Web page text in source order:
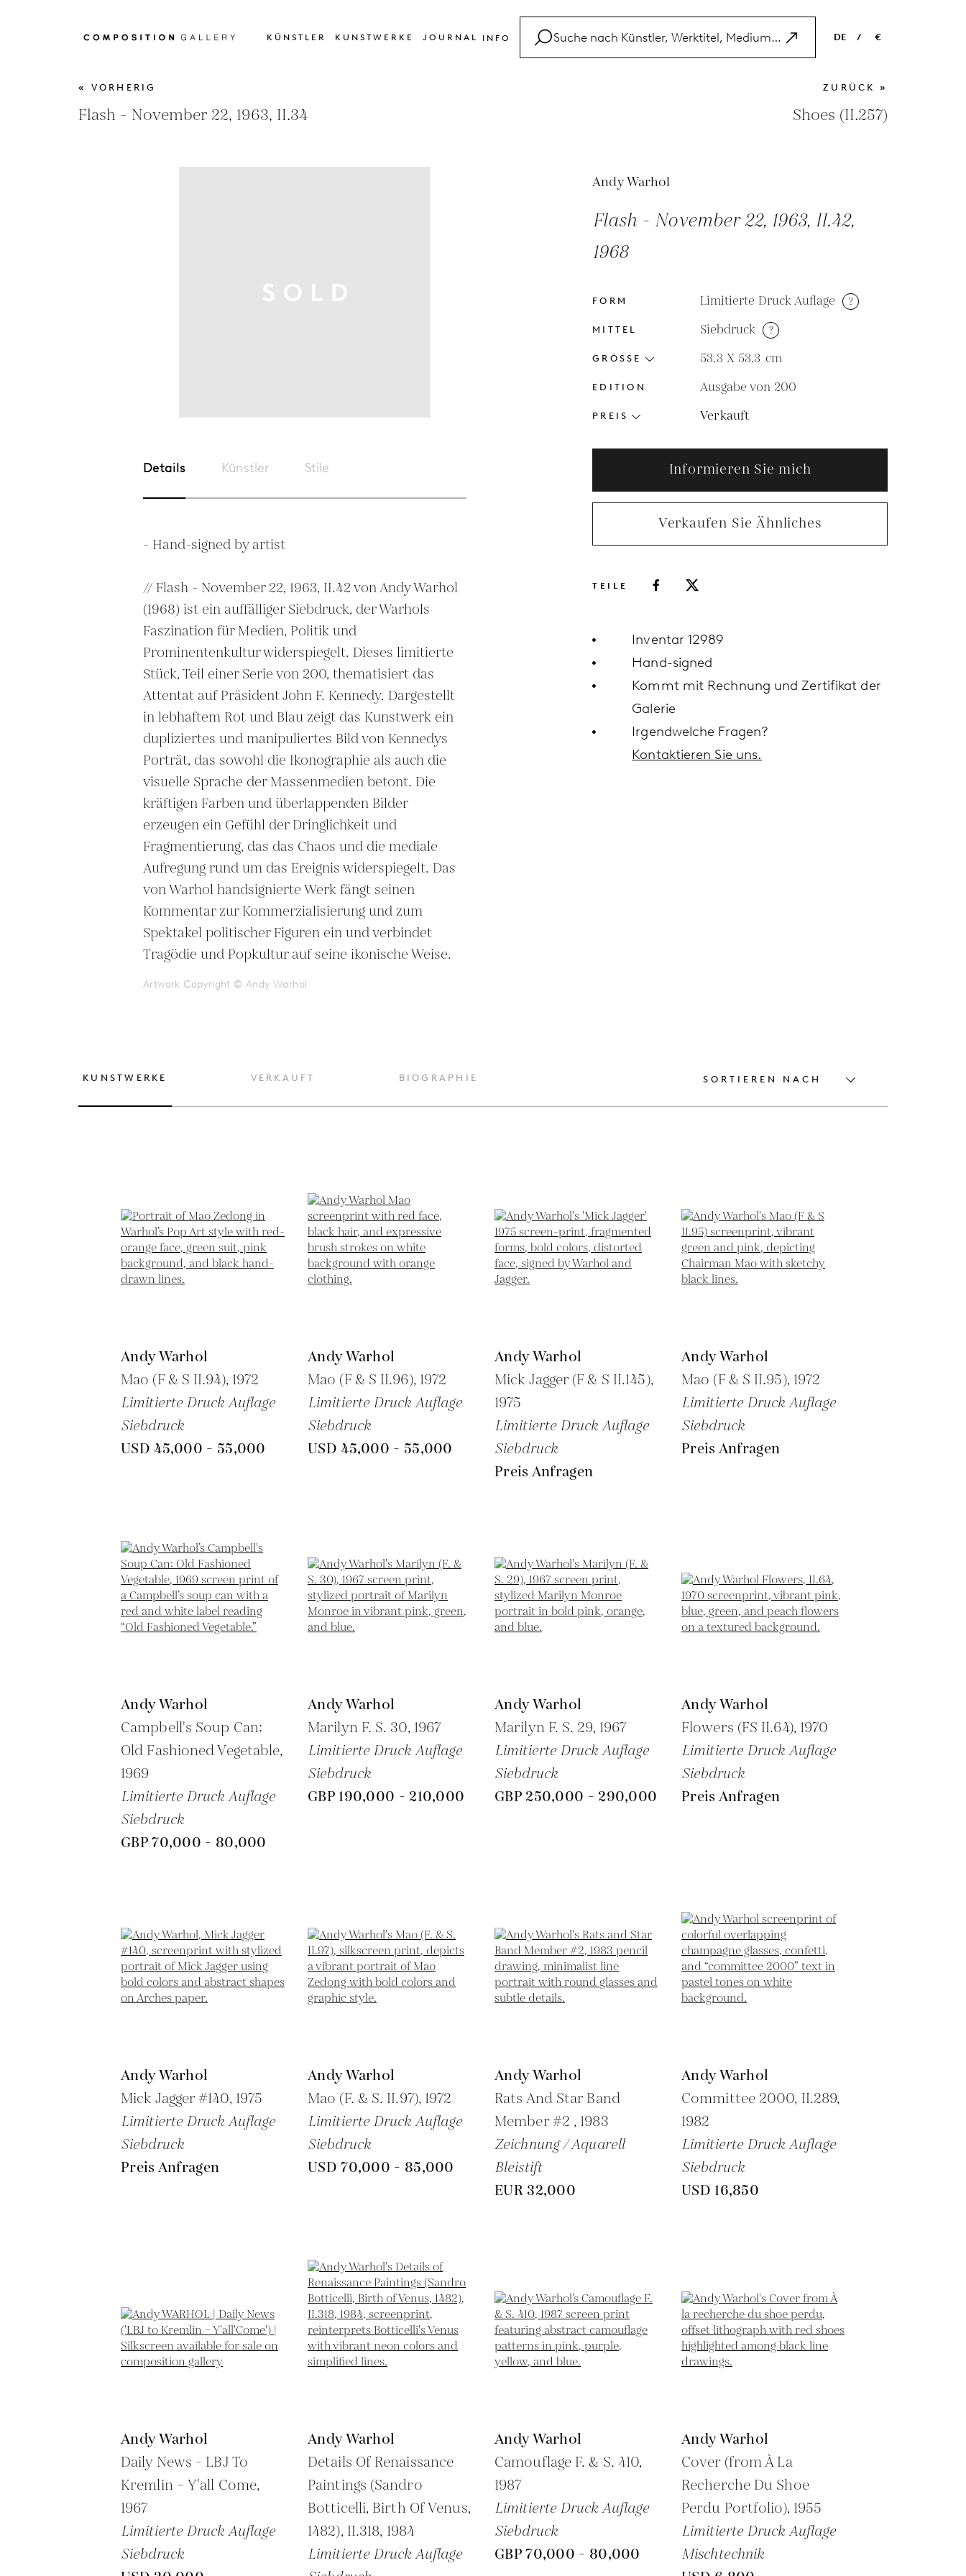
KÜNSTLER KUNSTWERKE JOURNAL INFO DE
NL
ES
/ €
EUR
GBP
« VORHERIG
Flash - November 22, 1963, II.34
ZURÜCK »
Shoes (II.257)
Details Künstler Stile
- Hand-signed by artist
// Flash - November 22, 1963, II.42 von Andy Warhol
(1968) ist ein auffälliger Siebdruck, der Warhols
Faszination für Medien, Politik und
Prominentenkultur widerspiegelt. Dieses limitierte
Stück, Teil einer Serie von 200, thematisiert das
Attentat auf Präsident John F. Kennedy. Dargestellt
in lebhaftem Rot und Blau zeigt das Kunstwerk ein
dupliziertes und manipuliertes Bild von Kennedys
Porträt, das sowohl die Ikonographie als auch die
visuelle Sprache der Massenmedien betont. Die
kräftigen Farben und überlappenden Bilder
erzeugen ein Gefühl der Dringlichkeit und
Fragmentierung, das das Chaos und die mediale
Aufregung rund um das Ereignis widerspiegelt. Das
von Warhol handsignierte Werk fängt seinen
Kommentar zur Kommerzialisierung und zum
Spektakel politischer Figuren ein und verbindet
Tragödie und Popkultur auf seine ikonische Weise.
Artwork Copyright © Andy Warhol
Andy Warhol
Flash - November 22, 1963, II.42,
1968
FORM Limitierte Druck Auflage ?
MITTEL Siebdruck ?
GRÖSSE 53.3 X 53.3 cm
EDITION Ausgabe von 200
PREIS Verkauft
Informieren Sie mich
Verkaufen Sie Ähnliches
TEILE
Inventar 12989
Hand-signed
Kommt mit Rechnung und Zertifikat der
Galerie
Irgendwelche Fragen?
Kontaktieren Sie uns.
KUNSTWERKE VERKAUFT BIOGRAPHIE SORTIEREN NACH
Andy Warhol
Mao (F & S II.94), 1972
Limitierte Druck Auflage
Siebdruck
USD 45,000 - 55,000
Andy Warhol
Mao (F & S II.96), 1972
Limitierte Druck Auflage
Siebdruck
USD 45,000 - 55,000
Andy Warhol
Mick Jagger (F & S II.145),
1975
Limitierte Druck Auflage
Siebdruck
Preis Anfragen
Andy Warhol
Mao (F & S II.95), 1972
Limitierte Druck Auflage
Siebdruck
Preis Anfragen
Andy Warhol
Campbell's Soup Can:
Old Fashioned Vegetable,
1969
Limitierte Druck Auflage
Siebdruck
GBP 70,000 - 80,000
Andy Warhol
Marilyn F. S. 30, 1967
Limitierte Druck Auflage
Siebdruck
GBP 190,000 - 210,000
Andy Warhol
Marilyn F. S. 29, 1967
Limitierte Druck Auflage
Siebdruck
GBP 250,000 - 290,000
Andy Warhol
Flowers (FS II.64), 1970
Limitierte Druck Auflage
Siebdruck
Preis Anfragen
Andy Warhol
Mick Jagger #140, 1975
Limitierte Druck Auflage
Siebdruck
Preis Anfragen
Andy Warhol
Mao (F. & S. II.97), 1972
Limitierte Druck Auflage
Siebdruck
USD 70,000 - 85,000
Andy Warhol
Rats And Star Band
Member #2 , 1983
Zeichnung / Aquarell
Bleistift
EUR 32,000
Andy Warhol
Committee 2000, II.289,
1982
Limitierte Druck Auflage
Siebdruck
USD 16,850
Andy Warhol
Daily News - LBJ To
Kremlin – Y'all Come,
1967
Limitierte Druck Auflage
Siebdruck
Andy Warhol
Details Of Renaissance
Paintings (Sandro
Botticelli, Birth Of Venus,
1482), II.318, 1984
Limitierte Druck Auflage
Andy Warhol
Camouflage F. & S. 410,
1987
Limitierte Druck Auflage
Siebdruck
GBP 70,000 - 80,000
Andy Warhol
Cover (from À La
Recherche Du Shoe
Perdu Portfolio), 1955
Limitierte Druck Auflage
Mischtechnik